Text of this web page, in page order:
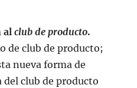
alclub de producto.
de club de producto;
nueva forma de
club de producto